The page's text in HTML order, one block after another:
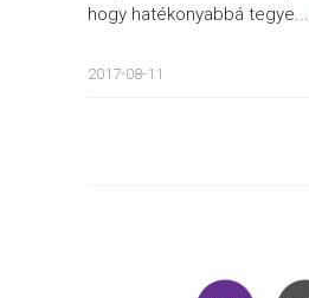
hogy hatékonyabbá tegye...
2017-08-11